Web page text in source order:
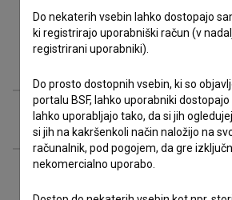
Zasedba
Ekipa
Nagrade in nominacije
Do nekaterih vsebin lahko dostopajo
ki registrirajo uporabniški račun (v
registrirani uporabniki).
Do prosto dostopnih vsebin, ki so
portalu BSF, lahko uporabniki
lahko uporabljajo tako, da si jih
si jih na kakršenkoli način naložijo na
računalnik, pod pogojem, da gre
nekomercialno uporabo.